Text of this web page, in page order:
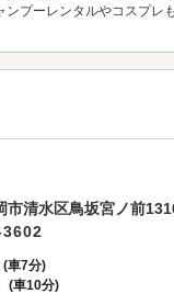
プーレンタルやコスプレ
市清水区鳥坂宮ノ前
(車7分)
(車10分)